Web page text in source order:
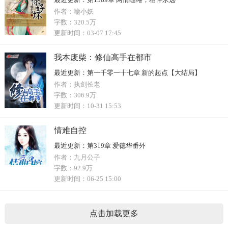
作者： 喻小妖
字数： 320.5万
更新时间： 03-07 17:45
我本废柴：修仙高手在都市
最近更新： 第一千零一十七章 新的起点【大结局】
作者： 执剑长老
字数： 306.9万
更新时间： 10-31 15:53
情难自控
最近更新： 第319章 爱德华番外
作者： 九月公子
字数： 92.9万
更新时间： 06-25 15:00
点击加载更多